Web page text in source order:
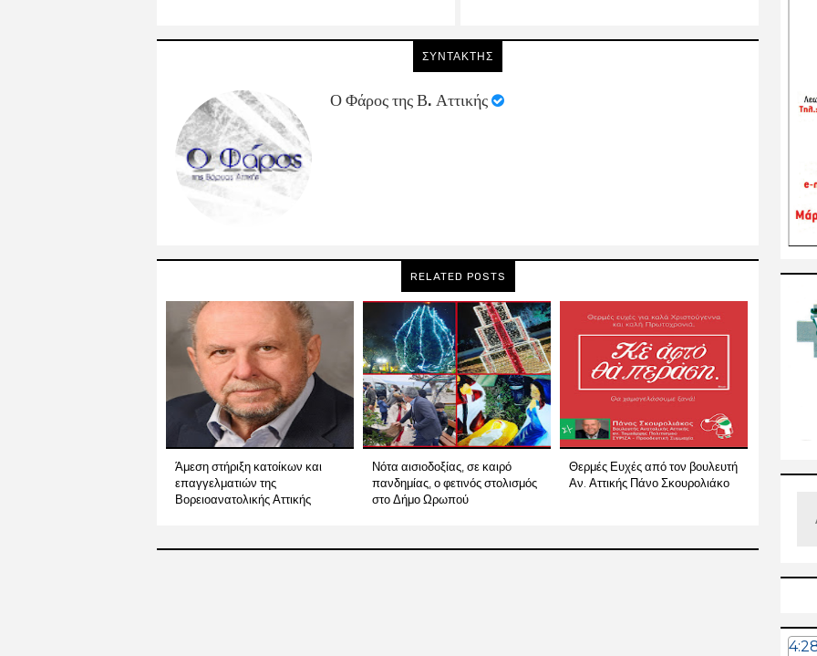
ΣΥΝΤΑΚΤΗΣ
Ο Φάρος της Β. Αττικής
RELATED POSTS
Άμεση στήριξη κατοίκων και
επαγγελματιών της
Βορειοανατολικής Αττικής
Νότα αισιοδοξίας, σε καιρό
πανδημίας, ο φετινός στολισμός
στο Δήμο Ωρωπού
Θερμές Ευχές από τον βουλευτή
Αν. Αττικής Πάνο Σκουρολιάκο